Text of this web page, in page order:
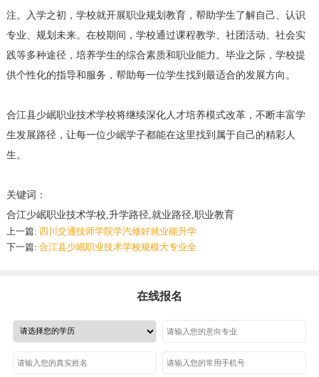
注。入学之初，学校就开展职业规划教育，帮助学生了解自己、认识
专业、规划未来。在校期间，学校通过课程教学、社团活动、社会实
践等多种途径，培养学生的综合素质和职业能力。毕业之际，学校提
供个性化的指导和服务，帮助每一位学生找到最适合的发展方向。
合江县少岷职业技术学校将继续深化人才培养模式改革，不断丰富学
生发展路径，让每一位少岷学子都能在这里找到属于自己的精彩人
生。
关键词：
合江少岷职业技术学校,升学路径,就业路径,职业教育
上一篇: 四川交通技师学院学汽修好就业能升学
下一篇: 合江县少岷职业技术学校规模大专业全
在线报名